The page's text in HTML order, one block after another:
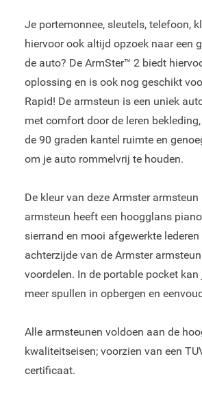
Je portemonnee, sleutels, telefoon,
hiervoor ook altijd opzoek naar een
de auto? De ArmSter™ 2 biedt
oplossing en is ook nog geschikt
Rapid! De armsteun is een uniek
met comfort door de leren
de 90 graden kantel ruimte en
om je auto rommelvrij te houden.
De kleur van deze Armster armsteun
armsteun heeft een hoogglans
sierrand en mooi afgewerkte
achterzijde van de Armster
voordelen. In de portable pocket
meer spullen in opbergen en
Alle armsteunen voldoen aan de
kwaliteitseisen; voorzien van een
certificaat.